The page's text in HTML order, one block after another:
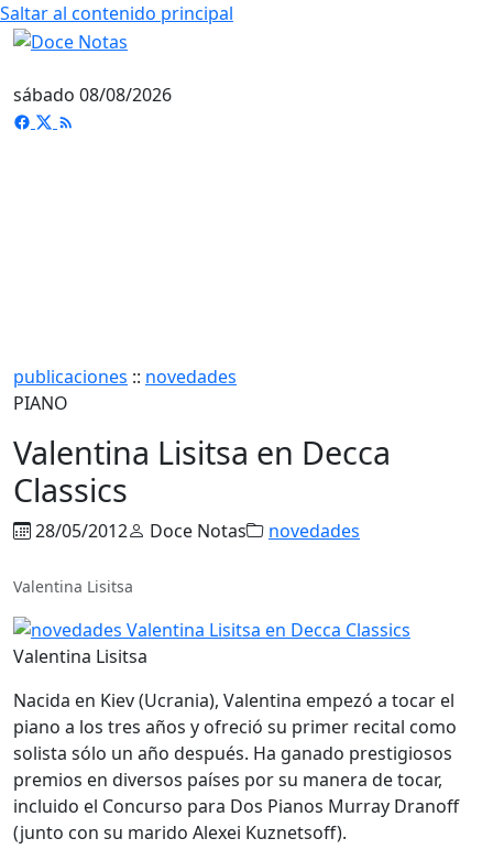
Saltar al contenido principal
sábado 08/08/2026
publicaciones :: novedades
PIANO
Valentina Lisitsa en Decca
Classics
28/05/2012 Doce Notas novedades
Valentina Lisitsa
Valentina Lisitsa
Nacida en Kiev (Ucrania), Valentina empezó a tocar el
piano a los tres años y ofreció su primer recital como
solista sólo un año después. Ha ganado prestigiosos
premios en diversos países por su manera de tocar,
incluido el Concurso para Dos Pianos Murray Dranoff
(junto con su marido Alexei Kuznetsoff).